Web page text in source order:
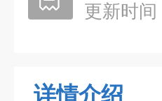
更新时间
详情介绍